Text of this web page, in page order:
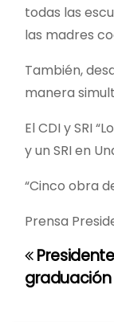
todas las
las madres
También,
manera
El CDI y SRI
y un SRI en
“Cinco obra
Prensa
N
a
graduación